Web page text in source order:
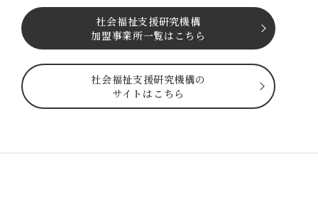
社会福祉⽀援研究機構
加盟事業所一覧はこちら
社会福祉⽀援研究機構の
サイトはこちら